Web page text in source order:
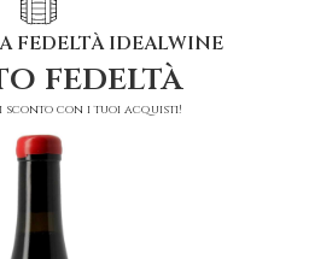
FEDELTÀ IDEALWINE
fedeltà
sconto con i tuoi acquisti!